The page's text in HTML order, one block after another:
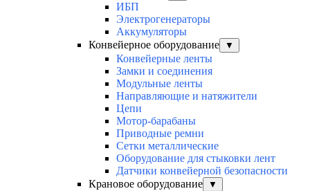
ИБП
Электрогенераторы
Аккумуляторы
Конвейерное оборудование
▼
Конвейерные ленты
Замки и соединения
Модульные ленты
Направляющие и натяжители
Цепи
Мотор-барабаны
Приводные ремни
Сетки металлические
Оборудование для стыковки лент
Датчики конвейерной безопасности
Крановое оборудование
▼